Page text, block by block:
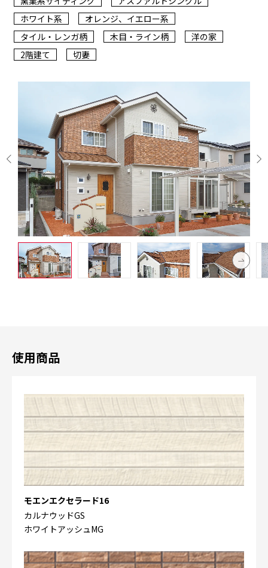
ホワイト系
オレンジ、イエロー系
タイル・レンガ柄
木目・ライン柄
洋の家
2階建て
切妻
使用商品
モエンエクセラード16
カルナウッドGS
ホワイトアッシュMG